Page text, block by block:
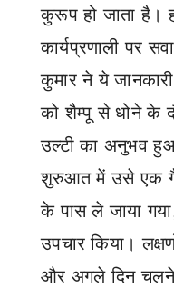
कुरूप हो जाता है।
कार्यप्रणाली पर
कुमार ने ये
को शैम्पू से धोने के
उल्टी का अनुभव
शुरुआत में उसे एक
के पास ले जाया गया
उपचार किया।
और अगले दिन चलने